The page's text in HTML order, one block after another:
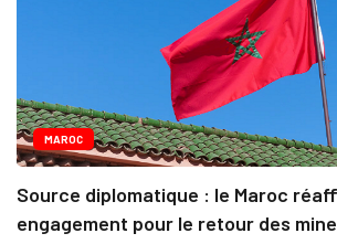
MAROC
Source diplomatique : le Maroc
engagement pour le retour des